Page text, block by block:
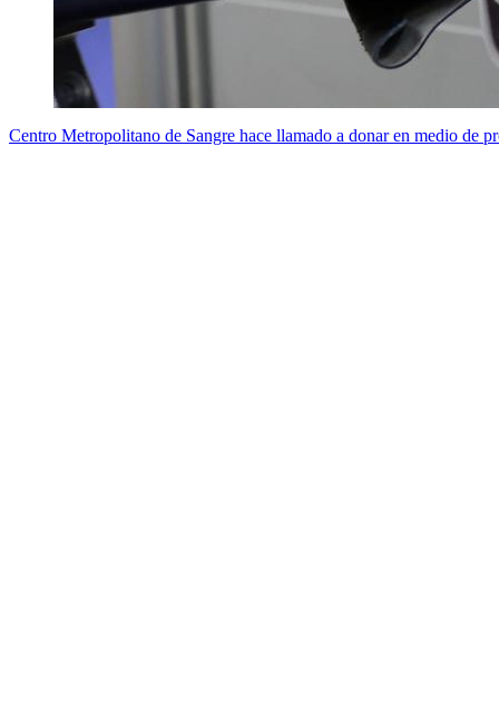
Centro Metropolitano de Sangre hace llamado a donar en medio de